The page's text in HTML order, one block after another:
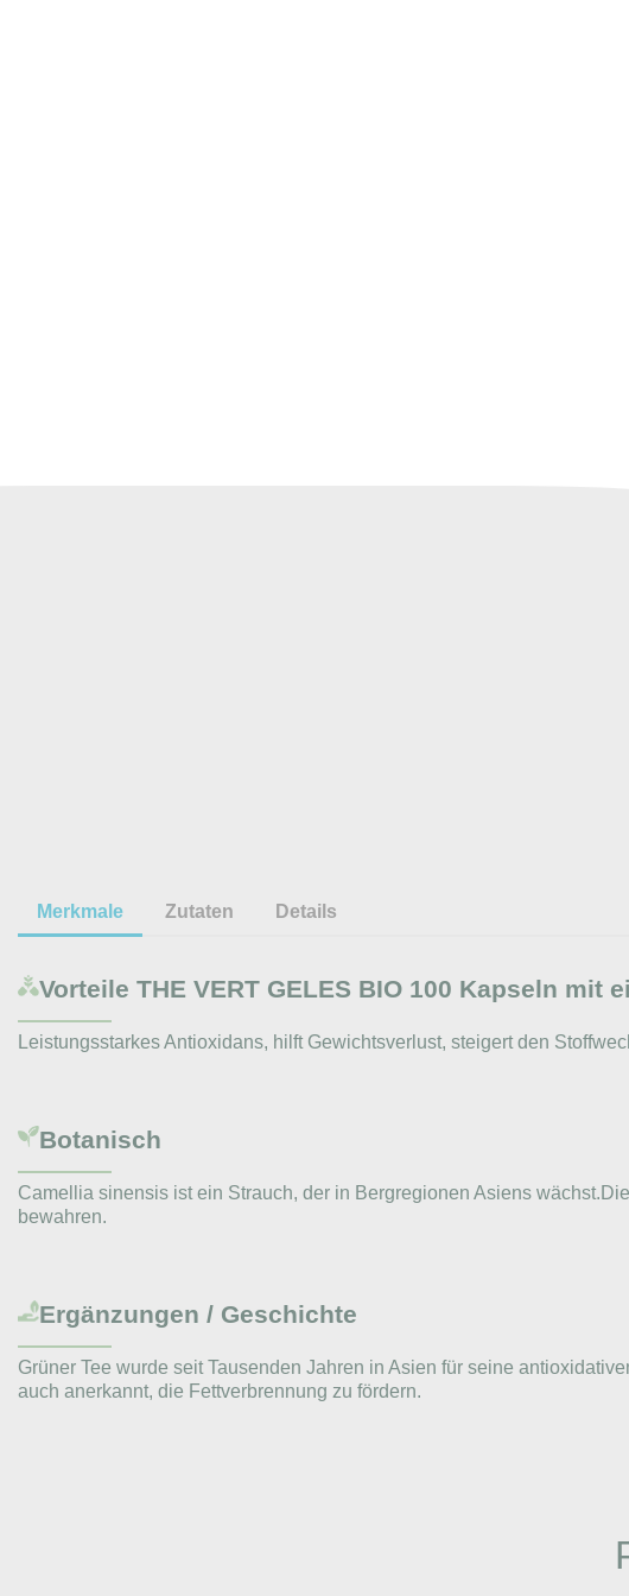
Merkmale Zutaten Details
Vorteile THE VERT GELES BIO 100 Kapseln mit
Leistungsstarkes Antioxidans, hilft Gewichtsverlust, steigert den
Botanisch
Camellia sinensis ist ein Strauch, der in Bergregionen Asiens
bewahren.
Ergänzungen / Geschichte
Grüner Tee wurde seit Tausenden Jahren in Asien für seine
auch anerkannt, die Fettverbrennung zu fördern.